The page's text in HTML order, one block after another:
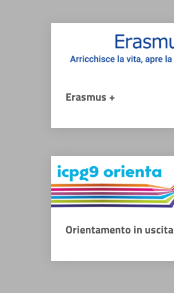
Erasmus +
Orientamento in uscita